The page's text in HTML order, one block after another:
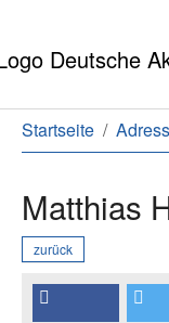
Sie sind hier:
Startseite
Matthias
zurück